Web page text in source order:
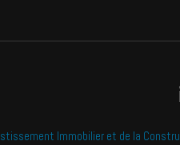
Immobilier et de la